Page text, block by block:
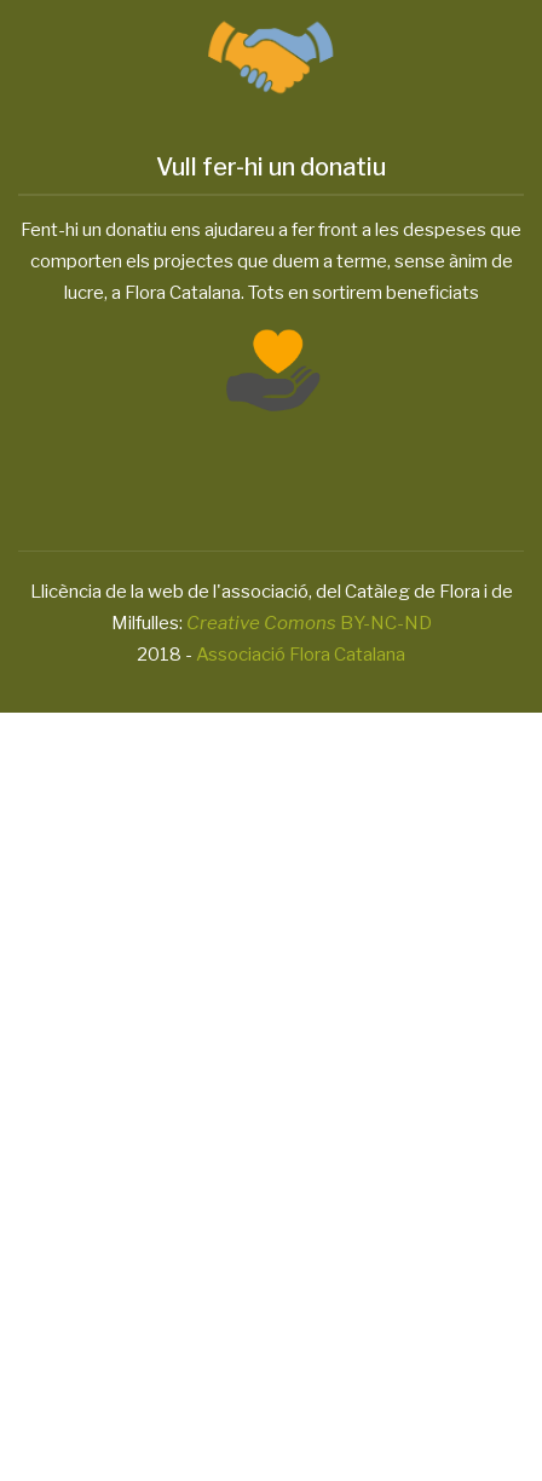
Vull fer-hi un donatiu
Fent-hi un donatiu ens ajudareu a fer front a les despeses que
comporten els projectes que duem a terme, sense ànim de
lucre, a Flora Catalana. Tots en sortirem beneficiats
Llicència de la web de l'associació, del Catàleg de Flora i de
Milfulles: Creative Comons BY-NC-ND
2018 - Associació Flora Catalana